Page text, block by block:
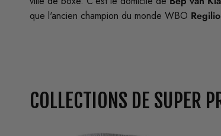
que l'ancien champion du monde WBO
COLLECTIONS DE SUPER